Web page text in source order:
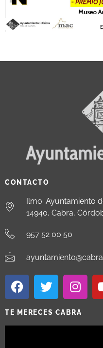
CONTACTO
Ilmo. Ayuntamiento
14940, Cabra,
957 52 00 50
TE MERECES CABRA